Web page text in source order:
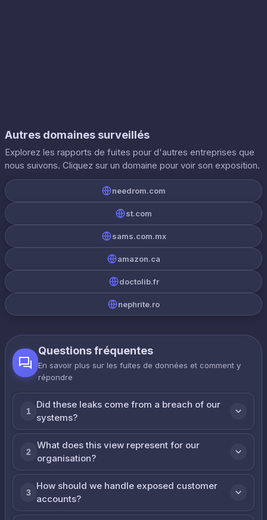
Autres domaines surveillés
Explorez les rapports de fuites pour d'autres entreprises que
nous suivons. Cliquez sur un domaine pour voir son exposition.
needrom.com
st.com
sams.com.mx
amazon.ca
doctolib.fr
nephrite.ro
Questions fréquentes
En savoir plus sur les fuites de données et comment y
répondre
1
Did these leaks come from a breach of our
systems?
2
What does this view represent for our
organisation?
3
How should we handle exposed customer
accounts?